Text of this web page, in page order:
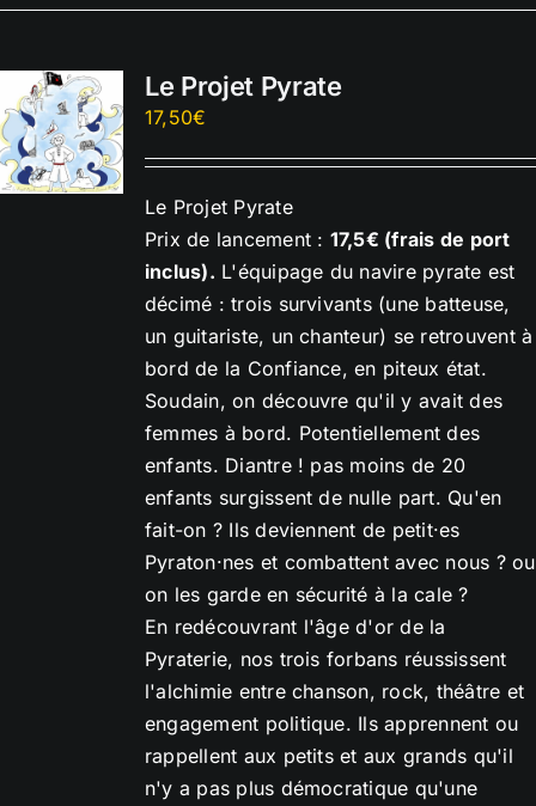
Le Projet Pyrate
17,50€
Le Projet Pyrate
Prix de lancement : 17,5€ (frais de port
inclus). L'équipage du navire pyrate est
décimé : trois survivants (une batteuse,
un guitariste, un chanteur) se retrouvent à
bord de la Confiance, en piteux état.
Soudain, on découvre qu'il y avait des
femmes à bord. Potentiellement des
enfants. Diantre ! pas moins de 20
enfants surgissent de nulle part. Qu'en
fait-on ? Ils deviennent de petit·es
Pyraton·nes et combattent avec nous ? ou
on les garde en sécurité à la cale ?
En redécouvrant l'âge d'or de la
Pyraterie, nos trois forbans réussissent
l'alchimie entre chanson, rock, théâtre et
engagement politique. Ils apprennent ou
rappellent aux petits et aux grands qu'il
n'y a pas plus démocratique qu'une